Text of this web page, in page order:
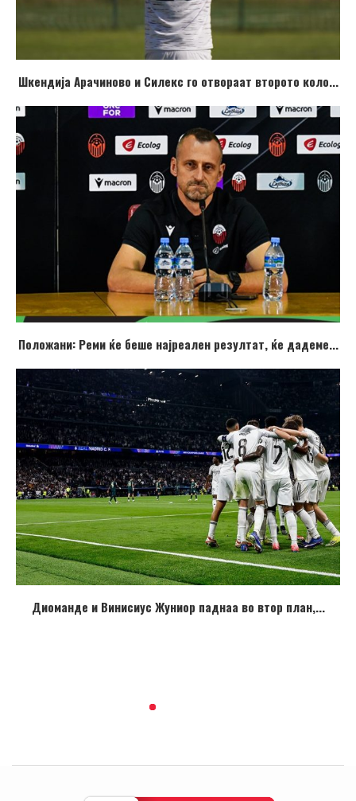
Шкендија Арачиново и Силекс го отвораат второто коло...
Положани: Реми ќе беше најреален резултат, ќе дадеме...
Диоманде и Винисиус Жуниор паднаа во втор план,...